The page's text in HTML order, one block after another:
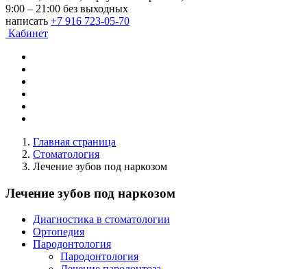
9:00 – 21:00 без выходных
написать +7 916 723-05-70
Кабинет
Главная страница
Стоматология
Лечение зубов под наркозом
Лечение зубов под наркозом
Диагностика в стоматологии
Ортопедия
Пародонтология
Пародонтология